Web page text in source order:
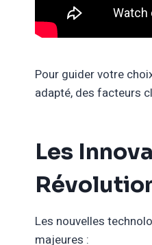
Pour guider votre
adapté, des facteurs
Les
Les nouvelles
majeures :